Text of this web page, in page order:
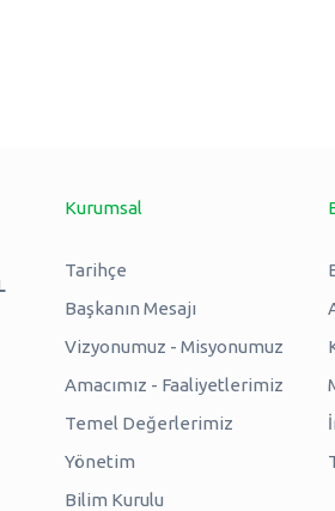
Kurumsal
Tarihçe
Başkanın Mesajı
Vizyonumuz - Misyonumuz
Amacımız - Faaliyetlerimiz
Temel Değerlerimiz
Yönetim
Bilim Kurulu